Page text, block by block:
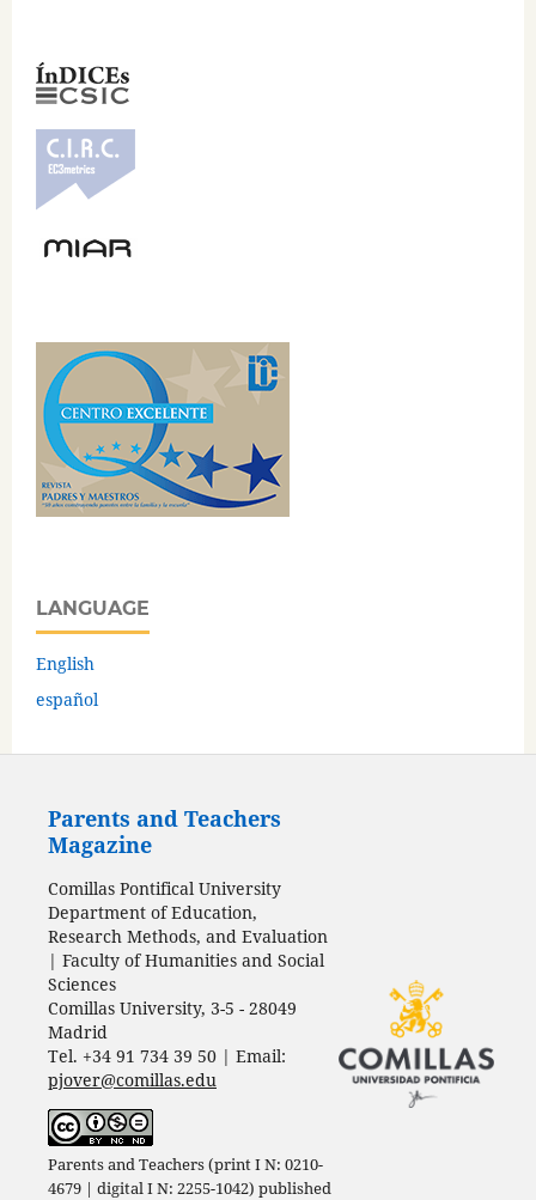
LANGUAGE
English
español
Parents and Teachers
Magazine
Comillas Pontifical University
Department of Education,
Research Methods, and Evaluation
| Faculty of Humanities and Social
Sciences
Comillas University, 3-5 - 28049
Madrid
Tel. +34 91 734 39 50 | Email:
pjover@comillas.edu
Parents and Teachers (print I N: 0210-
4679 | digital I N: 2255-1042) published